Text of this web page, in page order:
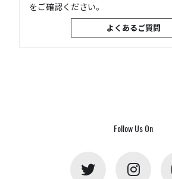
をご確認ください。
よくあるご質問
Follow Us On